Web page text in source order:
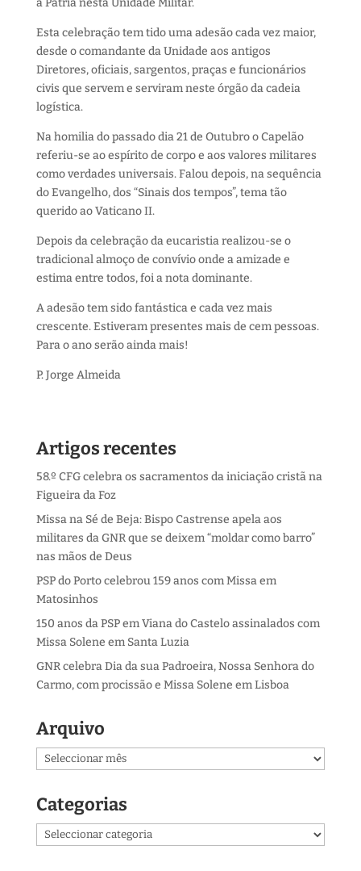
a Pátria nesta Unidade Militar.
Esta celebração tem tido uma adesão cada vez maior,
desde o comandante da Unidade aos antigos
Diretores, oficiais, sargentos, praças e funcionários
civis que servem e serviram neste órgão da cadeia
logística.
Na homilia do passado dia 21 de Outubro o Capelão
referiu-se ao espírito de corpo e aos valores militares
como verdades universais. Falou depois, na sequência
do Evangelho, dos “Sinais dos tempos”, tema tão
querido ao Vaticano II.
Depois da celebração da eucaristia realizou-se o
tradicional almoço de convívio onde a amizade e
estima entre todos, foi a nota dominante.
A adesão tem sido fantástica e cada vez mais
crescente. Estiveram presentes mais de cem pessoas.
Para o ano serão ainda mais!
P. Jorge Almeida
Artigos recentes
58.º CFG celebra os sacramentos da iniciação cristã na
Figueira da Foz
Missa na Sé de Beja: Bispo Castrense apela aos
militares da GNR que se deixem “moldar como barro”
nas mãos de Deus
PSP do Porto celebrou 159 anos com Missa em
Matosinhos
150 anos da PSP em Viana do Castelo assinalados com
Missa Solene em Santa Luzia
GNR celebra Dia da sua Padroeira, Nossa Senhora do
Carmo, com procissão e Missa Solene em Lisboa
Arquivo
Arquivo
Categorias
Categorias